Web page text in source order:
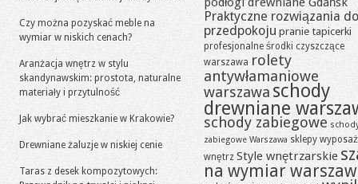
Czy można pozyskać meble na
wymiar w niskich cenach?
Aranżacja wnętrz w stylu
skandynawskim: prostota, naturalne
materiały i przytulność
Jak wybrać mieszkanie w Krakowie?
Drewniane żaluzje w niskiej cenie
Taras z desek kompozytowych:
Praktyczne rozwiązania do
przedpokoju pranie tapicerki
profesjonalne środki czyszczące
warszawa rolety
antywłamaniowe
warszawa schody
drewniane
schody zabiegowe
zabiegowe Warszawa sklepy
wnętrz Style wnętrzarskie
na wymiar